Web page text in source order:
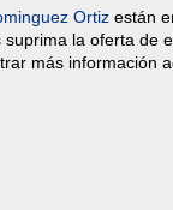
Ortiz están
la oferta de
más información